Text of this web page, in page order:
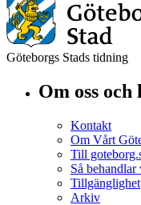
Göteborgs Stads tidning
Om oss
Kontakt
Om Vårt
Till
Så
Tillgänglighet
Arkiv